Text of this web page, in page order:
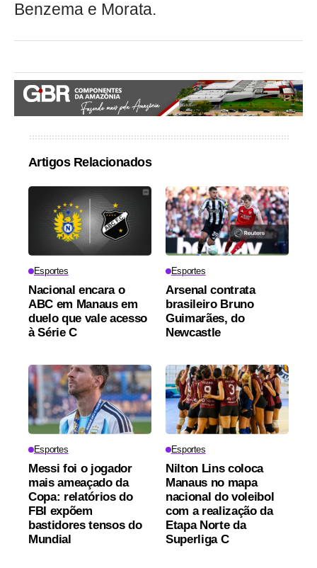
Benzema e Morata.
Artigos Relacionados
Esportes
Nacional encara o
ABC em Manaus em
duelo que vale acesso
à Série C
Esportes
Arsenal contrata
brasileiro Bruno
Guimarães, do
Newcastle
Esportes
Messi foi o jogador
mais ameaçado da
Copa: relatórios do
FBI expõem
bastidores tensos do
Mundial
Esportes
Nilton Lins coloca
Manaus no mapa
nacional do voleibol
com a realização da
Etapa Norte da
Superliga C